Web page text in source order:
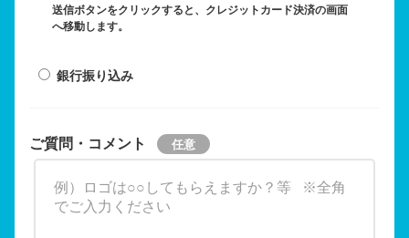
送信ボタンをクリックすると、クレジットカード決済の画面
へ移動します。
銀行振り込み
ご質問・コメント